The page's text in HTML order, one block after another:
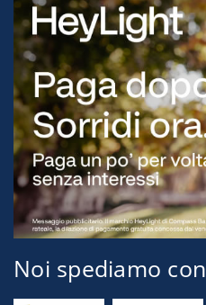
Noi spediamo con